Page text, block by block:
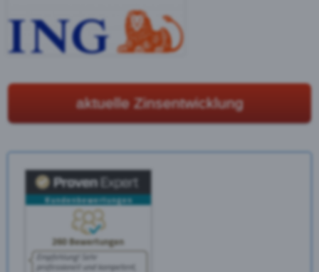
aktuelle Zinsentwicklung